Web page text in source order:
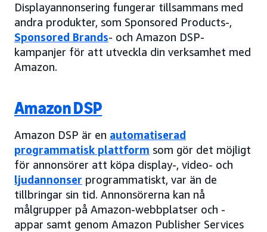
Displayannonsering fungerar tillsammans med
andra produkter, som Sponsored Products-,
Sponsored Brands- och Amazon DSP-
kampanjer för att utveckla din verksamhet med
Amazon.
Amazon DSP
Amazon DSP är en automatiserad
programmatisk plattform som gör det möjligt
för annonsörer att köpa display-, video- och
ljudannonser programmatiskt, var än de
tillbringar sin tid. Annonsörerna kan nå
målgrupper på Amazon-webbplatser och -
appar samt genom Amazon Publisher Services